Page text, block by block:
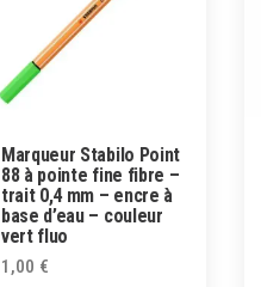
Marqueur Stabilo Point
88 à pointe fine fibre –
trait 0,4 mm – encre à
base d’eau – couleur
vert fluo
1,00 €